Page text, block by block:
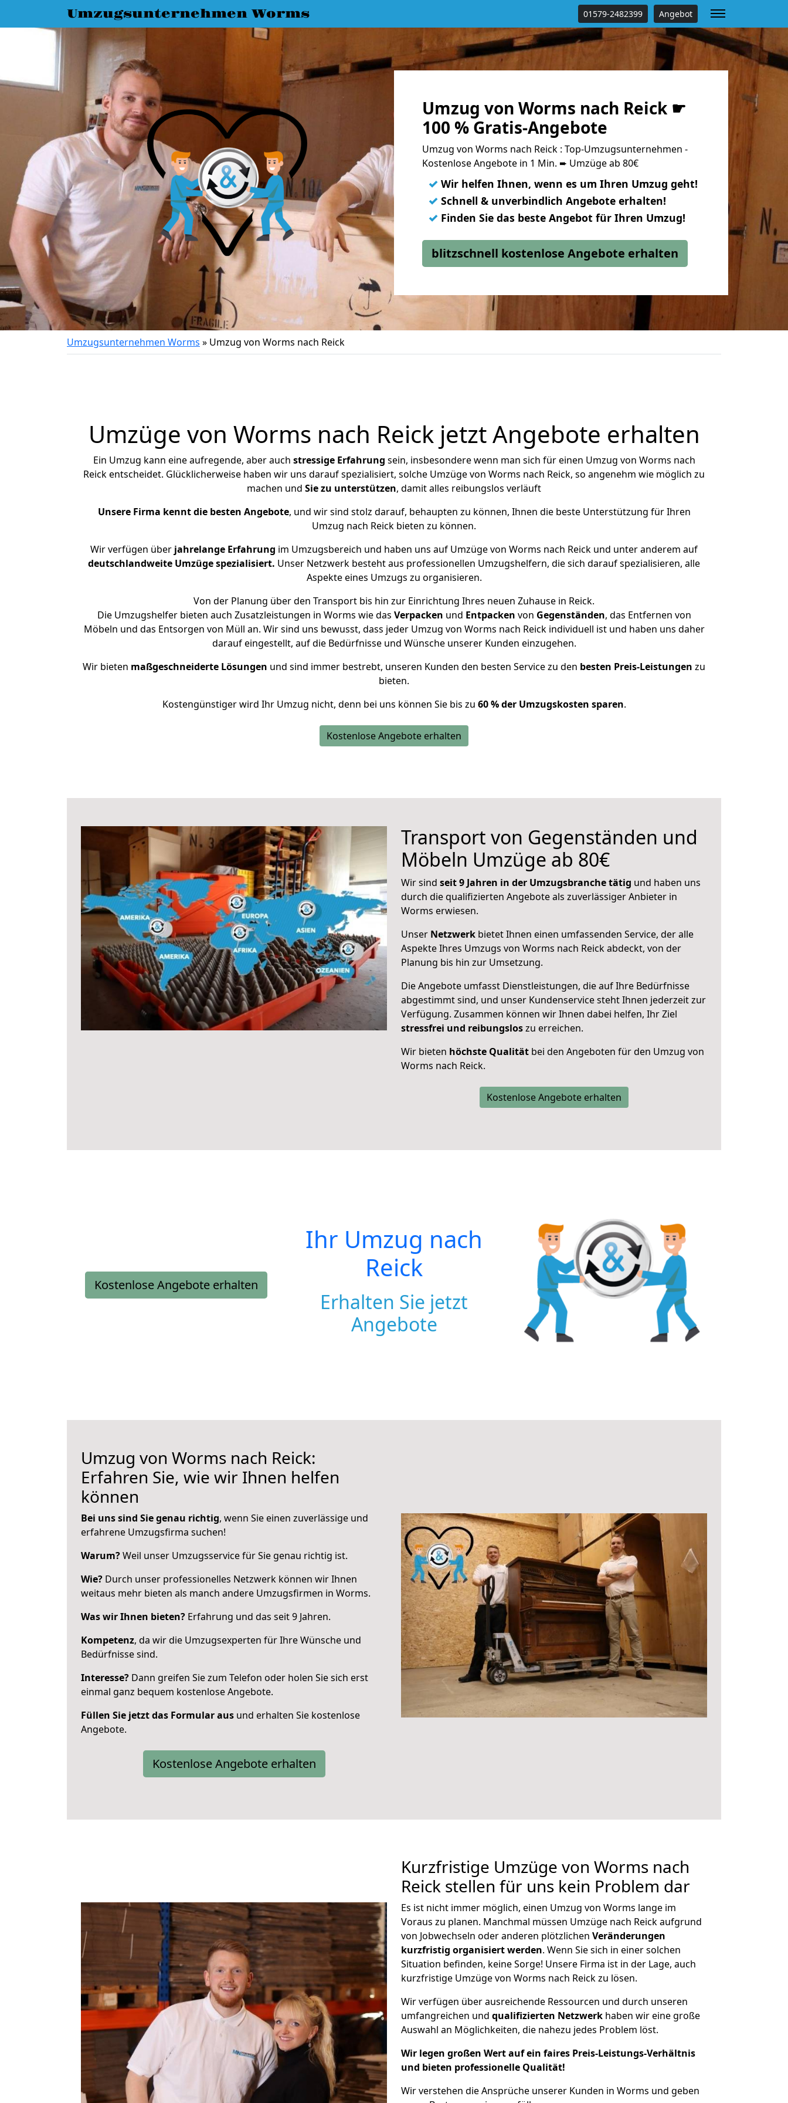
Umzugsunternehmen Worms 01579-2482399 Angebot
Umzug von Worms nach Reick ☛
100 % Gratis-Angebote
Umzug von Worms nach Reick : Top-Umzugsunternehmen -
Kostenlose Angebote in 1 Min. ➨ Umzüge ab 80€
✓ Wir helfen Ihnen, wenn es um Ihren Umzug geht!
✓ Schnell & unverbindlich Angebote erhalten!
✓ Finden Sie das beste Angebot für Ihren Umzug!
blitzschnell kostenlose Angebote erhalten
Umzugsunternehmen Worms » Umzug von Worms nach Reick
Umzüge von Worms nach Reick jetzt Angebote erhalten
Ein Umzug kann eine aufregende, aber auch stressige Erfahrung sein, insbesondere wenn man sich für einen Umzug von Worms nach
Reick entscheidet. Glücklicherweise haben wir uns darauf spezialisiert, solche Umzüge von Worms nach Reick, so angenehm wie möglich zu
machen und Sie zu unterstützen, damit alles reibungslos verläuft
Unsere Firma kennt die besten Angebote, und wir sind stolz darauf, behaupten zu können, Ihnen die beste Unterstützung für Ihren
Umzug nach Reick bieten zu können.
Wir verfügen über jahrelange Erfahrung im Umzugsbereich und haben uns auf Umzüge von Worms nach Reick und unter anderem auf
deutschlandweite Umzüge spezialisiert. Unser Netzwerk besteht aus professionellen Umzugshelfern, die sich darauf spezialisieren, alle
Aspekte eines Umzugs zu organisieren.
Von der Planung über den Transport bis hin zur Einrichtung Ihres neuen Zuhause in Reick.
Die Umzugshelfer bieten auch Zusatzleistungen in Worms wie das Verpacken und Entpacken von Gegenständen, das Entfernen von
Möbeln und das Entsorgen von Müll an. Wir sind uns bewusst, dass jeder Umzug von Worms nach Reick individuell ist und haben uns daher
darauf eingestellt, auf die Bedürfnisse und Wünsche unserer Kunden einzugehen.
Wir bieten maßgeschneiderte Lösungen und sind immer bestrebt, unseren Kunden den besten Service zu den besten Preis-Leistungen zu
bieten.
Kostengünstiger wird Ihr Umzug nicht, denn bei uns können Sie bis zu 60 % der Umzugskosten sparen.
Kostenlose Angebote erhalten
Transport von Gegenständen und
Möbeln Umzüge ab 80€
Wir sind seit 9 Jahren in der Umzugsbranche tätig und haben uns
durch die qualifizierten Angebote als zuverlässiger Anbieter in
Worms erwiesen.
Unser Netzwerk bietet Ihnen einen umfassenden Service, der alle
Aspekte Ihres Umzugs von Worms nach Reick abdeckt, von der
Planung bis hin zur Umsetzung.
Die Angebote umfasst Dienstleistungen, die auf Ihre Bedürfnisse
abgestimmt sind, und unser Kundenservice steht Ihnen jederzeit zur
Verfügung. Zusammen können wir Ihnen dabei helfen, Ihr Ziel
stressfrei und reibungsloszu erreichen.
Wir bieten höchste Qualität bei den Angeboten für den Umzug von
Worms nach Reick.
Kostenlose Angebote erhalten
Kostenlose Angebote erhalten
Ihr Umzug nach
Reick
Erhalten Sie jetzt
Angebote
Umzug von Worms nach Reick:
Erfahren Sie, wie wir Ihnen helfen
können
Bei uns sind Sie genau richtig, wenn Sie einen zuverlässige und
erfahrene Umzugsfirma suchen!
Warum?Weil unser Umzugsservice für Sie genau richtig ist.
Wie? Durch unser professionelles Netzwerk können wir Ihnen
weitaus mehr bieten als manch andere Umzugsfirmen in Worms.
Was wir Ihnen bieten? Erfahrung und das seit 9 Jahren.
Kompetenz, da wir die Umzugsexperten für Ihre Wünsche und
Bedürfnisse sind.
Interesse? Dann greifen Sie zum Telefon oder holen Sie sich erst
einmal ganz bequem kostenlose Angebote.
Füllen Sie jetzt das Formular aus und erhalten Sie kostenlose
Angebote.
Kostenlose Angebote erhalten
Kurzfristige Umzüge von Worms nach
Reick stellen für uns kein Problem dar
Es ist nicht immer möglich, einen Umzug von Worms lange im
Voraus zu planen. Manchmal müssen Umzüge nach Reick aufgrund
von Jobwechseln oder anderen plötzlichen Veränderungen
kurzfristig organisiert werden. Wenn Sie sich in einer solchen
Situation befinden, keine Sorge! Unsere Firma ist in der Lage, auch
kurzfristige Umzüge von Worms nach Reick zu lösen.
Wir verfügen über ausreichende Ressourcen und durch unseren
umfangreichen und qualifizierten Netzwerk haben wir eine große
Auswahl an Möglichkeiten, die nahezu jedes Problem löst.
Wir legen großen Wert auf ein faires Preis-Leistungs-Verhältnis
und bieten professionelle Qualität!
Wir verstehen die Ansprüche unserer Kunden in Worms und geben